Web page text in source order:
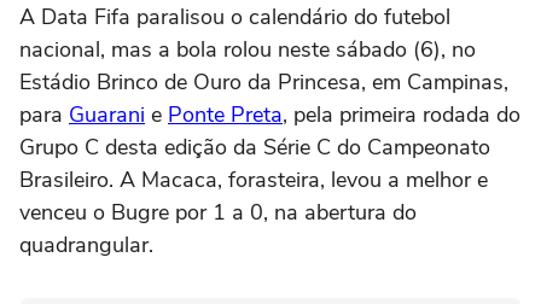
A Data Fifa paralisou o calendário do futebol
nacional, mas a bola rolou neste sábado (6), no
Estádio Brinco de Ouro da Princesa, em Campinas,
para Guarani e Ponte Preta, pela primeira rodada do
Grupo C desta edição da Série C do Campeonato
Brasileiro. A Macaca, forasteira, levou a melhor e
venceu o Bugre por 1 a 0, na abertura do
quadrangular.